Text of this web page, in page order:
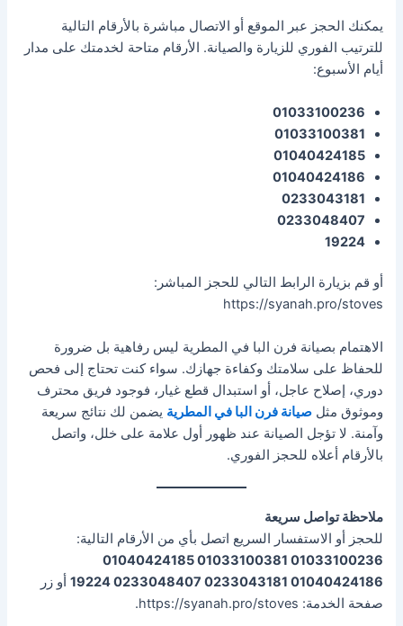
يمكنك الحجز عبر الموقع أو الاتصال مباشرة بالأرقام التالية
للترتيب الفوري للزيارة والصيانة. الأرقام متاحة لخدمتك على مدار
أيام الأسبوع:
01033100236
01033100381
01040424185
01040424186
0233043181
0233048407
19224
أو قم بزيارة الرابط التالي للحجز المباشر:
https://syanah.pro/stoves
الاهتمام بصيانة فرن البا في المطرية ليس رفاهية بل ضرورة
للحفاظ على سلامتك وكفاءة جهازك. سواء كنت تحتاج إلى فحص
دوري، إصلاح عاجل، أو استبدال قطع غيار، فوجود فريق محترف
وموثوق مثلصيانة فرن البا في المطرية يضمن لك نتائج سريعة
وآمنة. لا تؤجل الصيانة عند ظهور أول علامة على خلل، واتصل
بالأرقام أعلاه للحجز الفوري.
ملاحظة تواصل سريعة
للحجز أو الاستفسار السريع اتصل بأي من الأرقام التالية:
01033100236 01033100381 01040424185
01040424186 0233043181 0233048407 19224
أو زر
صفحة الخدمة: https://syanah.pro/stoves.